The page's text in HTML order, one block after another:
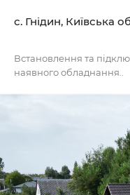
с. Гнідин, Київська
Встановлення та
наявного обладнання..